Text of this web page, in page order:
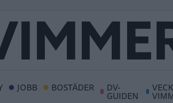
JOBB BOSTÄDER DV-
GUIDEN